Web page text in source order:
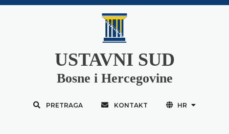
USTAVNI SUD
Bosne i Hercegovine
PRETRAGA KONTAKT HR